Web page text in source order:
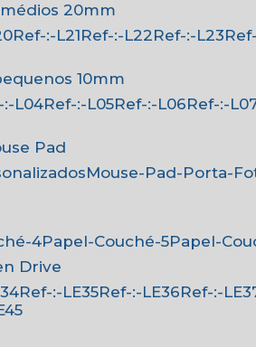
médios 20mm
Ref-:-L21 Ref-:-L22 Ref-:-L23
10mm
:-L04 Ref-:-L05 Ref-:-L06 Ref-:-
Pad
Mouse-Pad-Porta-
4 Papel-Couché-5
Papel-
Drive
Ref-:-LE35 Ref-:-LE36 Ref-:-